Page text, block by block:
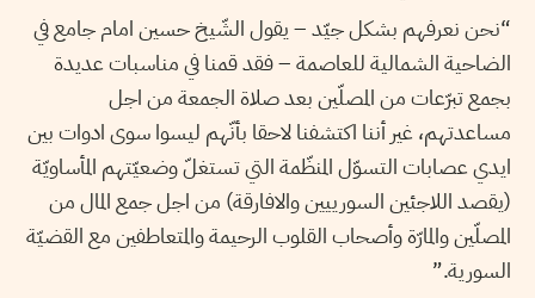
“نحن نعرفهم بشكل جيّد – يقول الشّيخ حسين امام جامع في
الضاحية الشمالية للعاصمة – فقد قمنا في مناسبات عديدة
بجمع تبرّعات من المصلّين بعد صلاة الجمعة من اجل
مساعدتهم، غير أننا اكتشفنا لاحقا بأنّهم ليسوا سوى ادوات بين
ايدي عصابات التسوّل المنظّمة التي تستغلّ وضعيّتهم المأساويّة
(يقصد اللاجئين السورييين والافارقة) من اجل جمع المال من
المصلّين والمارّة وأصحاب القلوب الرحيمة والمتعاطفين مع القضيّة
السورية.”